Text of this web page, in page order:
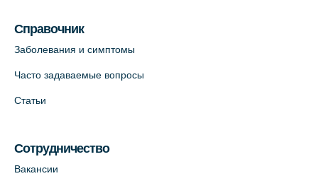
Справочник
Заболевания и симптомы
Часто задаваемые вопросы
Статьи
Сотрудничество
Вакансии